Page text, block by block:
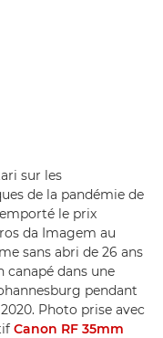
sur les
de la pandémie de
le prix
da Imagem au
sans abri de 26 ans
canapé dans une
pendant
Photo prise avec
Canon RF 35mm